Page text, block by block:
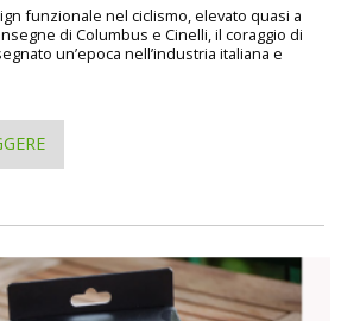
funzionale nel ciclismo, elevato quasi a
di Columbus e Cinelli, il coraggio di
un’epoca nell’industria italiana e